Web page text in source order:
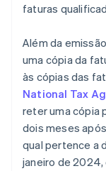
faturas
Além da
uma cópia da
às cópias das
National Tax
reter uma cópia
dois meses
qual pertence a
janeiro de 2024,